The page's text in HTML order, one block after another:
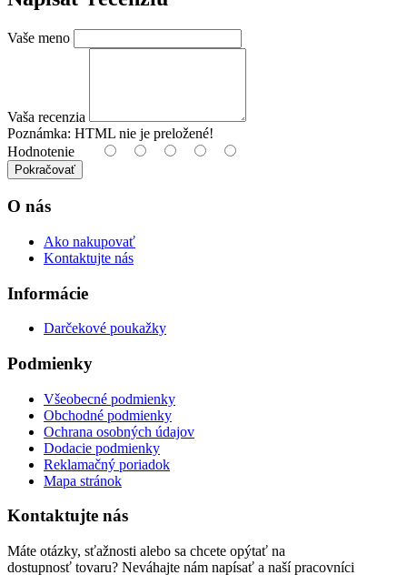
Vaše meno
Vaša recenzia
Poznámka: HTML nie je preložené!
Hodnotenie
Pokračovať
O nás
Ako nakupovať
Kontaktujte nás
Informácie
Darčekové poukažky
Podmienky
Všeobecné podmienky
Obchodné podmienky
Ochrana osobných údajov
Dodacie podmienky
Reklamačný poriadok
Mapa stránok
Kontaktujte nás
Máte otázky, sťažnosti alebo sa chcete opýtať na
dostupnosť tovaru? Neváhajte nám napísať a naší pracovníci